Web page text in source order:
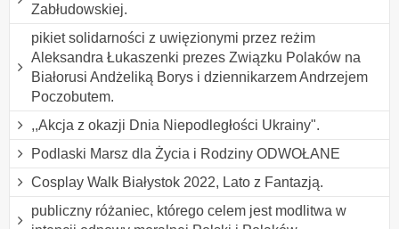
Zabłudowskiej.
pikiet solidarności z uwięzionymi przez reżim
Aleksandra Łukaszenki prezes Związku Polaków na
Białorusi Andżeliką Borys i dziennikarzem Andrzejem
Poczobutem.
,,Akcja z okazji Dnia Niepodległości Ukrainy".
Podlaski Marsz dla Życia i Rodziny ODWOŁANE
Cosplay Walk Białystok 2022, Lato z Fantazją.
publiczny różaniec, którego celem jest modlitwa w